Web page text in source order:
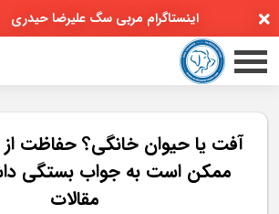
اینستاگرام مربی سگ علیرضا حیدری
آفت یا حیوان خانگی؟ حفاظت
ممکن است به جواب بستگی
مقالات